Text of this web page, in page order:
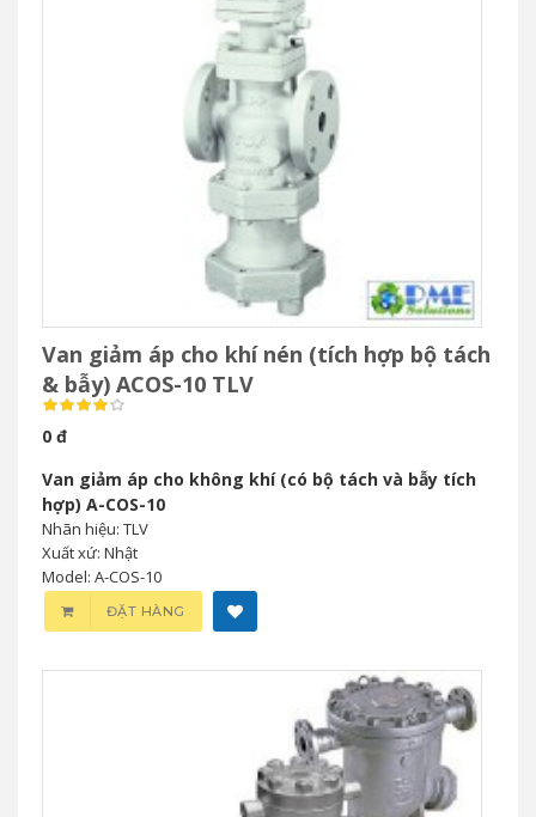
Van giảm áp cho khí nén (tích hợp bộ tách
& bẫy) ACOS-10 TLV
0 đ
Van giảm áp cho không khí (có bộ tách và bẫy tích
hợp) A-COS-10
Nhãn hiệu: TLV
Xuất xứ: Nhật
Model: A-COS-10
ĐẶT HÀNG